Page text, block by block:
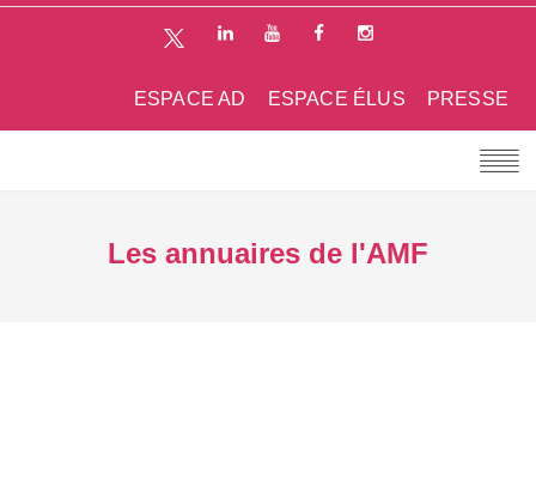
PRESSE
ESPACE ÉLUS
ESPACE AD
Les annuaires de l'AMF